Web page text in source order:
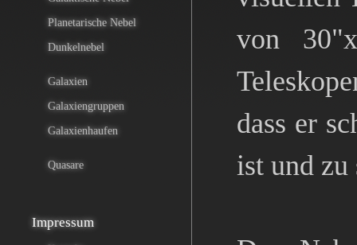
Planetarische Nebel
Dunkelnebel
Galaxien
Galaxiengruppen
Galaxienhaufen
Quasare
Impressum
von
dass er
ist und zu